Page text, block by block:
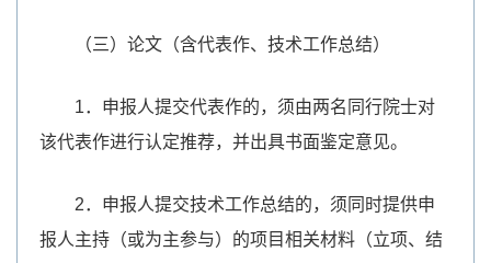
（三）论文（含代表作、技术工作总结）
1．申报人提交代表作的，须由两名同行院士对
该代表作进行认定推荐，并出具书面鉴定意见。
2．申报人提交技术工作总结的，须同时提供申
报人主持（或为主参与）的项目相关材料（立项、结